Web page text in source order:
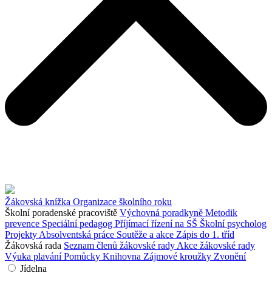
Žákovská knížka Organizace školního roku
Školní poradenské pracoviště Výchovná poradkyně Metodik
prevence Speciální pedagog Příjímací řízení na SŠ Školní psycholog
Projekty Absolventská práce Soutěže a akce Zápis do 1. tříd
Žákovská rada Seznam členů žákovské rady Akce žákovské rady
Výuka plaváníPomůcky Knihovna Zájmové kroužky Zvonění
Jídelna